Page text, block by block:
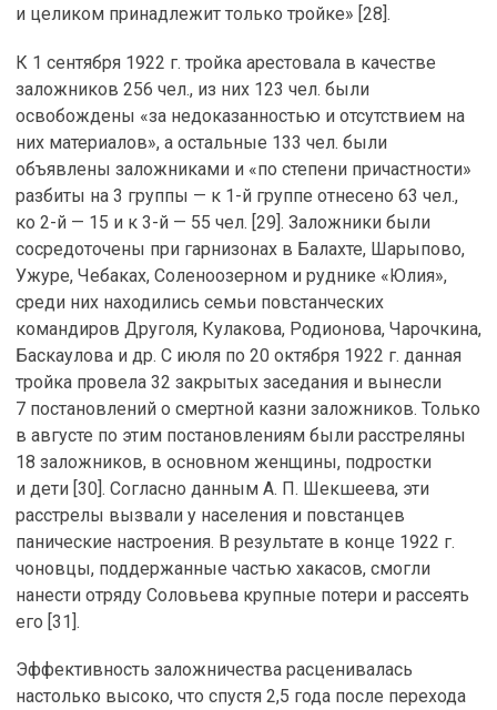
и целиком принадлежит только тройке» [28].
К 1 сентября 1922 г. тройка арестовала в качестве
заложников 256 чел., из них 123 чел. были
освобождены «за недоказанностью и отсутствием на
них материалов», а остальные 133 чел. были
объявлены заложниками и «по степени причастности»
разбиты на 3 группы — к 1-й группе отнесено 63 чел.,
ко 2-й — 15 и к 3-й — 55 чел. [29]. Заложники были
сосредоточены при гарнизонах в Балахте, Шарыпово,
Ужуре, Чебаках, Соленоозерном и руднике «Юлия»,
среди них находились семьи повстанческих
командиров Друголя, Кулакова, Родионова, Чарочкина,
Баскаулова и др. С июля по 20 октября 1922 г. данная
тройка провела 32 закрытых заседания и вынесли
7 постановлений о смертной казни заложников. Только
в августе по этим постановлениям были расстреляны
18 заложников, в основном женщины, подростки
и дети [30]. Согласно данным А. П. Шекшеева, эти
расстрелы вызвали у населения и повстанцев
панические настроения. В результате в конце 1922 г.
чоновцы, поддержанные частью хакасов, смогли
нанести отряду Соловьева крупные потери и рассеять
его [31].
Эффективность заложничества расценивалась
настолько высоко, что спустя 2,5 года после перехода